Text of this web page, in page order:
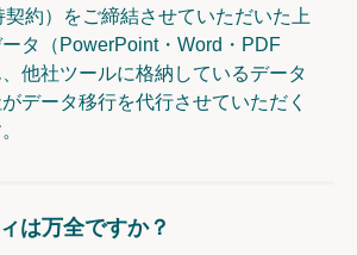
約）をご締結させていただいた上
タ（PowerPoint・Word・PDF
他社ツールに格納しているデータ
データ移行を代行させていただく
は万全ですか？